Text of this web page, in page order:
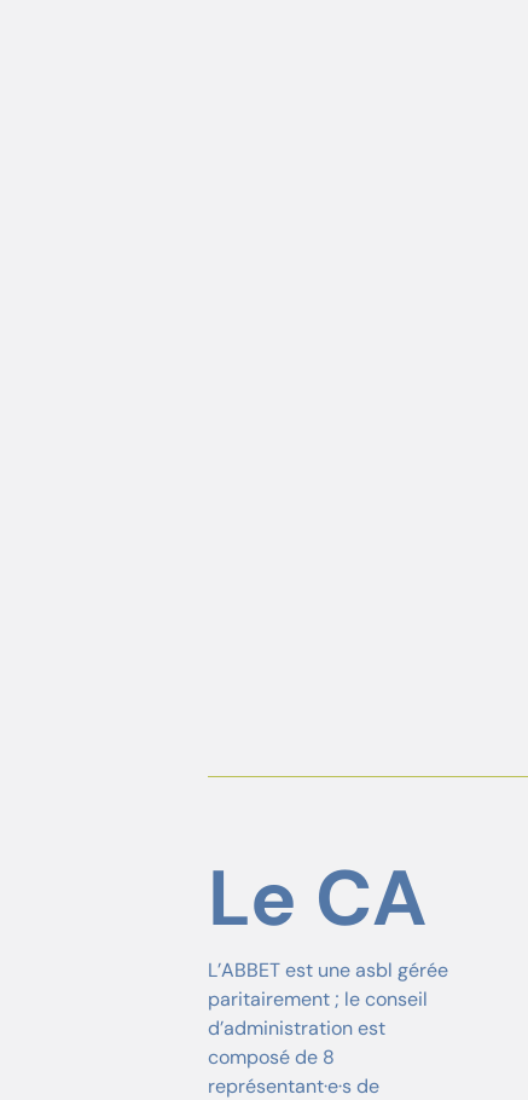
Le CA
L’ABBET est une asbl gérée
paritairement ; le conseil
d’administration est
composé de 8
représentant·e·s de